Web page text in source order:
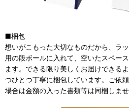
■梱包
想いがこもった大切なものだから、ラ
用の段ボールに入れて、空いたスペー
ます。できる限り美しくお届けできる
つひとつ丁寧に梱包しています。ご依
場合は金額の入った書類等は同梱しま